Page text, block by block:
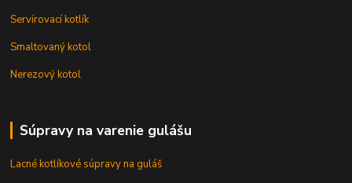
Servírovací kotlík
Smaltovaný kotol
Nerezový kotol
Súpravy na varenie gulášu
Lacné kotlíkové súpravy na guláš